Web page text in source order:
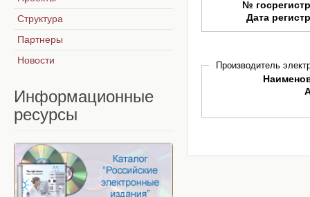
№
Дата
Производитель
Структура
Партнеры
Новости
Информационные
ресурсы